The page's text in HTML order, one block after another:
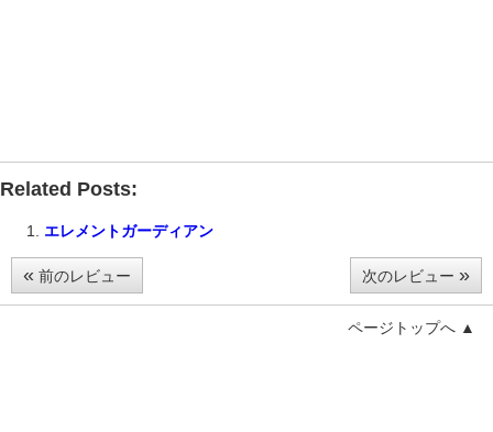
Related Posts:
エレメントガーディアン
« 前のレビュー 次のレビュー »
ページトップへ ▲